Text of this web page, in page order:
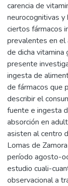
carencia de
neurocognitivas y
ciertos fármacos
prevalentes en el
de dicha vitamina
presente
ingesta de
de fármacos que
describir el
fuente e ingesta
absorción en
asisten al centro
Lomas de
período agosto-
estudio cuali-
observacional a